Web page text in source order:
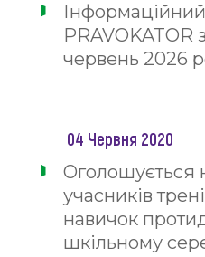
PRAVOKATOR
червень 2026
04 Червня 2020
Оголошується
учасників
навичок
шкільному